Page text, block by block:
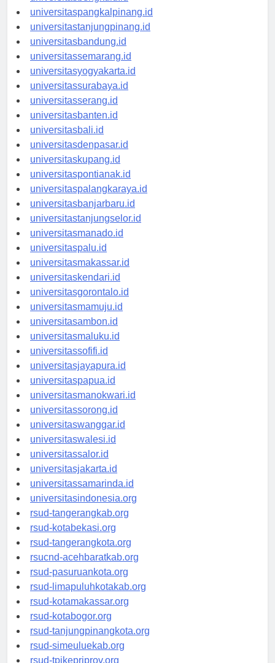
universitasbengkulu.id
universitaspangkalpinang.id
universitastanjungpinang.id
universitasbandung.id
universitassemarang.id
universitasyogyakarta.id
universitassurabaya.id
universitasserang.id
universitasbanten.id
universitasbali.id
universitasdenpasar.id
universitaskupang.id
universitaspontianak.id
universitaspalangkaraya.id
universitasbanjarbaru.id
universitastanjungselor.id
universitasmanado.id
universitaspalu.id
universitasmakassar.id
universitaskendari.id
universitasgorontalo.id
universitasmamuju.id
universitasambon.id
universitasmaluku.id
universitassofifi.id
universitasjayapura.id
universitaspapua.id
universitasmanokwari.id
universitassorong.id
universitaswanggar.id
universitaswalesi.id
universitassalor.id
universitasjakarta.id
universitassamarinda.id
universitasindonesia.org
rsud-tangerangkab.org
rsud-kotabekasi.org
rsud-tangerangkota.org
rsucnd-acehbaratkab.org
rsud-pasuruankota.org
rsud-limapuluhkotakab.org
rsud-kotamakassar.org
rsud-kotabogor.org
rsud-tanjungpinangkota.org
rsud-simeuluekab.org